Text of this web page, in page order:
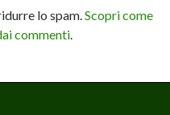
lo spam.Scopri come
commenti.